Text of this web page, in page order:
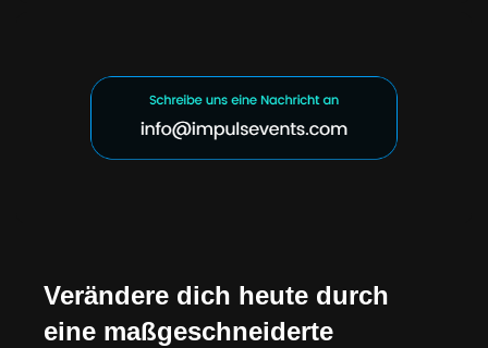
Verändere dich heute durch
eine maßgeschneiderte